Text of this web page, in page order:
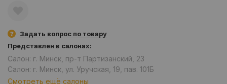
Задать вопрос по товару
Представлен в салонах:
Салон: г. Минск, пр-т Партизанский, 23
Салон: г. Минск, ул. Уручская, 19, пав. 101Б
Смотреть ещё салоны